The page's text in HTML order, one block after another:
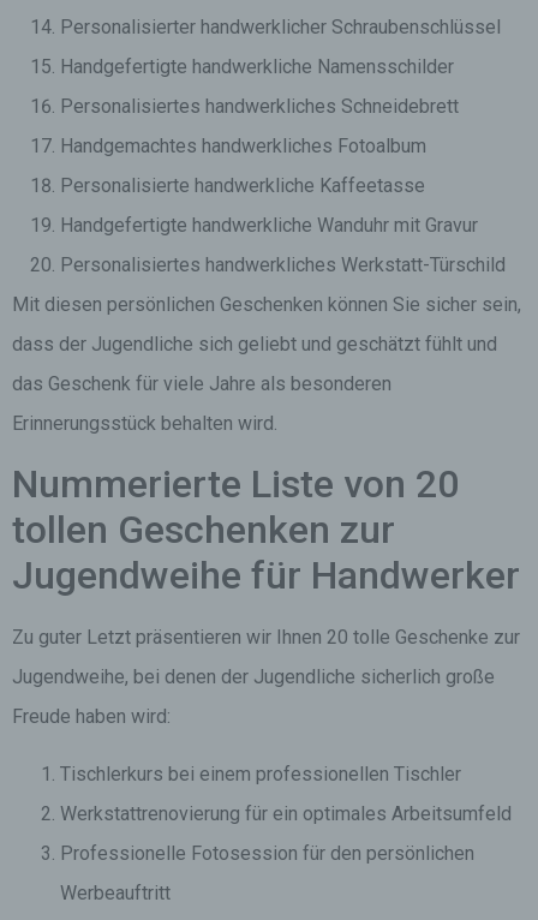
Personalisierter handwerklicher Schraubenschlüssel
Handgefertigte handwerkliche Namensschilder
Personalisiertes handwerkliches Schneidebrett
Handgemachtes handwerkliches Fotoalbum
Personalisierte handwerkliche Kaffeetasse
Handgefertigte handwerkliche Wanduhr mit Gravur
Personalisiertes handwerkliches Werkstatt-Türschild
Mit diesen persönlichen Geschenken können Sie sicher sein,
dass der Jugendliche sich geliebt und geschätzt fühlt und
das Geschenk für viele Jahre als besonderen
Erinnerungsstück behalten wird.
Nummerierte Liste von 20
tollen Geschenken zur
Jugendweihe für Handwerker
Zu guter Letzt präsentieren wir Ihnen 20 tolle Geschenke zur
Jugendweihe, bei denen der Jugendliche sicherlich große
Freude haben wird:
Tischlerkurs bei einem professionellen Tischler
Werkstattrenovierung für ein optimales Arbeitsumfeld
Professionelle Fotosession für den persönlichen
Werbeauftritt